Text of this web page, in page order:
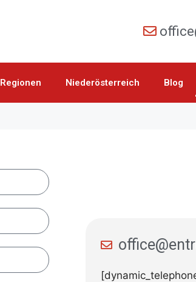
Regionen Niederösterreich Blog